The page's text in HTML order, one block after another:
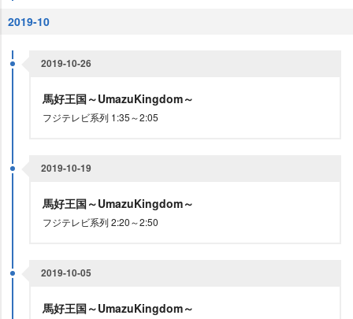
2019-10
2019-10-26
馬好王国～UmazuKingdom～
フジテレビ系列 1:35～2:05
2019-10-19
馬好王国～UmazuKingdom～
フジテレビ系列 2:20～2:50
2019-10-05
馬好王国～UmazuKingdom～